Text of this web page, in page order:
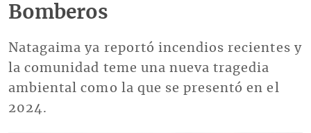
Bomberos
Natagaima ya reportó incendios recientes y
la comunidad teme una nueva tragedia
ambiental como la que se presentó en el
2024.